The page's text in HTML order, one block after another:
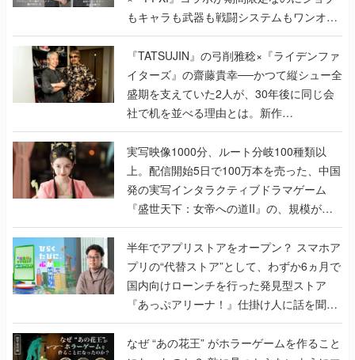
もキャラも武器も戦闘システムもワンオフ
で作り込まれた理由を両ディレクターに聞
く
『TATSUJIN』の弓削雅稔×『ライデンファ
イターズ』の齋藤貴幸──かつて縦シュー全
盛期を支えていた2人が、30年後に同じ会
社で机を並べる理由とは。新作
『TATSUJIN EXTREME』で初タッグを組
んだレジェンド2人に訊く開発秘話
実写映像1000分、ルート分岐100種類以
上。配信開始5日で100万本を売った、中国
発の実写インタラクティブドラマゲーム
『盛世天下：女帝への道II』の、規模が違
うこだわりをプロデューサーに聞いた
半年でアプリストアをオープン？ スマホア
プリの“代替ストア”として、わずか6ヵ月で
国内向けローンチを行った発見型ストア
『あっぷアリーナ！』仕掛け人に話を聞い
てみた
なぜ “あの花王” がホラーゲームを作ること